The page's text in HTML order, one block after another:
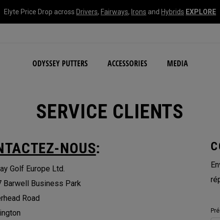
Elyte Price Drop across Drivers, Fairways, Irons and Hybrids EXPLORE
ODYSSEY PUTTERS ACCESSORIES MEDIA
NEW Damascus Milled
SERVICE CLIENTS
NOUS:
Golf Europe Ltd.
Barwell Business Park
Road